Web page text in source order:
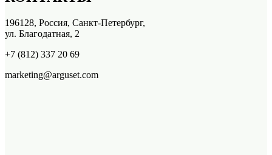
196128, Россия, Санкт-Петербург,
ул. Благодатная, 2
+7 (812) 337 20 69
marketing@arguset.com